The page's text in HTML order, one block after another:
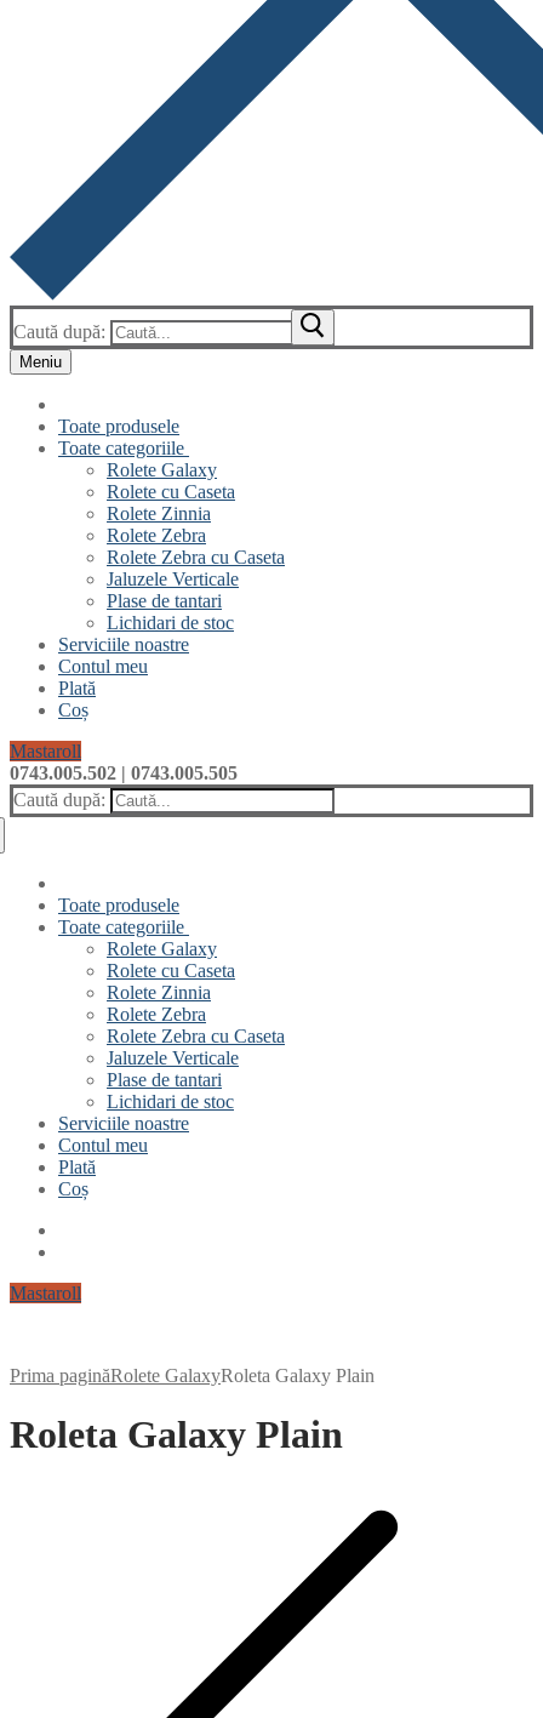
Caută după:
Meniu
Toate produsele
Toate categoriile
Rolete Galaxy
Rolete cu Caseta
Rolete Zinnia
Rolete Zebra
Rolete Zebra cu Caseta
Jaluzele Verticale
Plase de tantari
Lichidari de stoc
Serviciile noastre
Contul meu
Plată
Coș
Mastaroll
0743.005.502 | 0743.005.505
Caută după:
Toate produsele
Toate categoriile
Rolete Galaxy
Rolete cu Caseta
Rolete Zinnia
Rolete Zebra
Rolete Zebra cu Caseta
Jaluzele Verticale
Plase de tantari
Lichidari de stoc
Serviciile noastre
Contul meu
Plată
Coș
Mastaroll
Prima paginăRolete GalaxyRoleta Galaxy Plain
Roleta Galaxy Plain